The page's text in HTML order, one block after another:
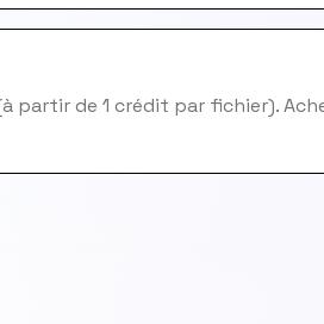
partir de 1 crédit par fichier).